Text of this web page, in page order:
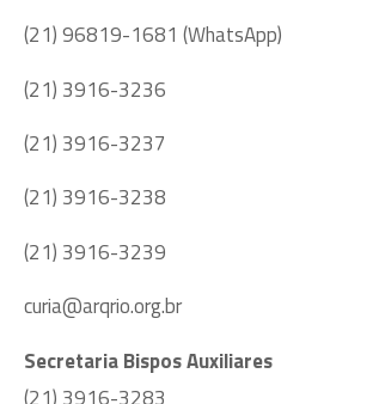
(21) 96819-1681 (WhatsApp)
(21) 3916-3236
(21) 3916-3237
(21) 3916-3238
(21) 3916-3239
curia@arqrio.org.br
Secretaria Bispos Auxiliares
(21) 3916-3283